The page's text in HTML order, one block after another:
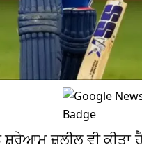
ਜ਼ਲੀਲ ਵੀ ਕੀਤਾ